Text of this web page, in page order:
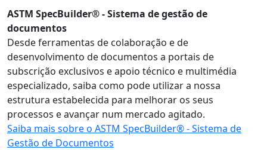
ASTM SpecBuilder® - Sistema de gestão de
documentos
Desde ferramentas de colaboração e de
desenvolvimento de documentos a portais de
subscrição exclusivos e apoio técnico e multimédia
especializado, saiba como pode utilizar a nossa
estrutura estabelecida para melhorar os seus
processos e avançar num mercado agitado.
Saiba mais sobre o ASTM SpecBuilder® - Sistema de
Gestão de Documentos